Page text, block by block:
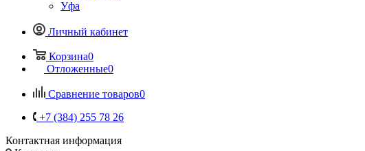
Уфа
Личный кабинет
Корзина0
Отложенные0
Сравнение товаров0
+7 (384) 255 78 26
Контактная информация